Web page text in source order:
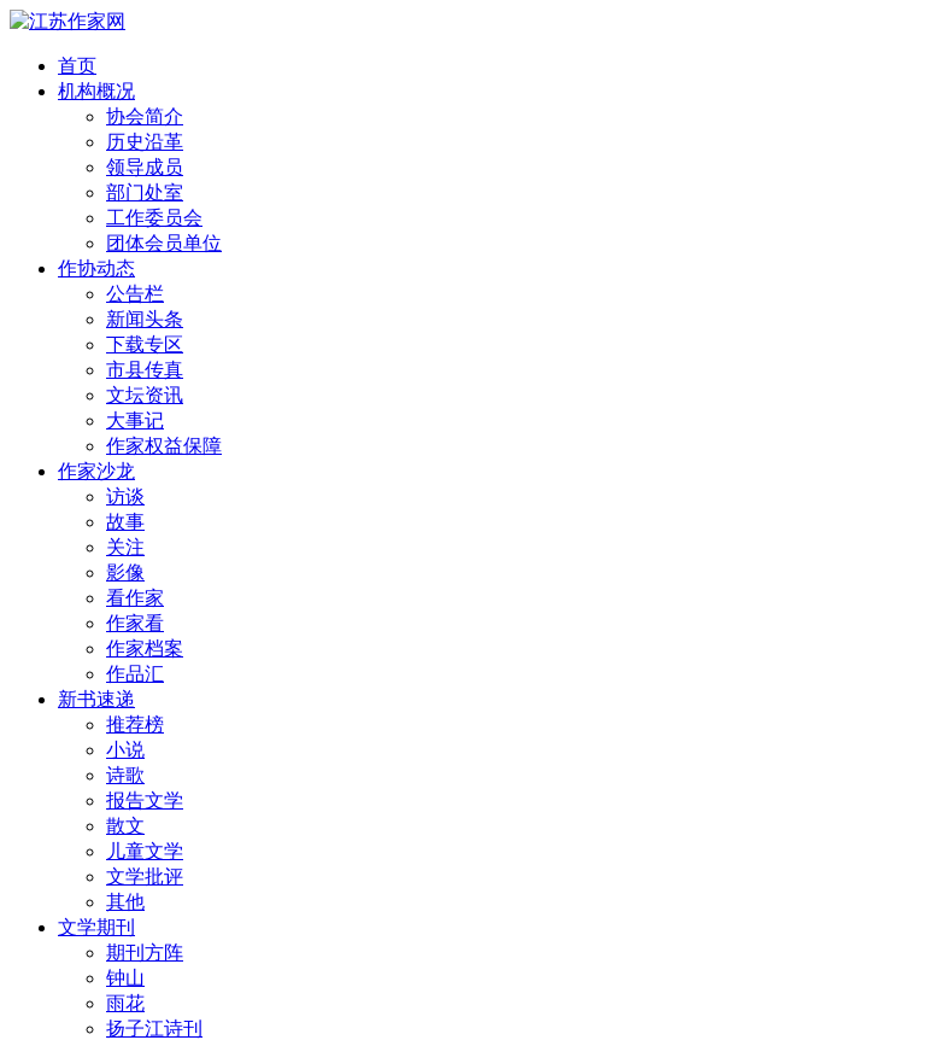
首页
机构概况
协会简介
历史沿革
领导成员
部门处室
工作委员会
团体会员单位
作协动态
公告栏
新闻头条
下载专区
市县传真
文坛资讯
大事记
作家权益保障
作家沙龙
访谈
故事
关注
影像
看作家
作家看
作家档案
作品汇
新书速递
推荐榜
小说
诗歌
报告文学
散文
儿童文学
文学批评
其他
文学期刊
期刊方阵
钟山
雨花
扬子江诗刊